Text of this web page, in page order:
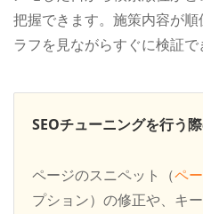
把握できます。施策内容が
ラフを見ながらすぐに検証で
SEOチューニングを行う
ページのスニペット（ペ
プション）の修正や、キ